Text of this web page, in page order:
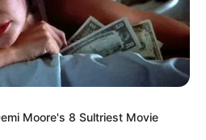
Moore's 8 Sultriest Movie